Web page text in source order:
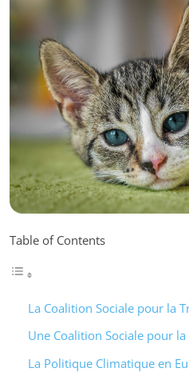
Table of Contents
La Coalition Sociale pour la
Une Coalition Sociale pour
La Politique Climatique en